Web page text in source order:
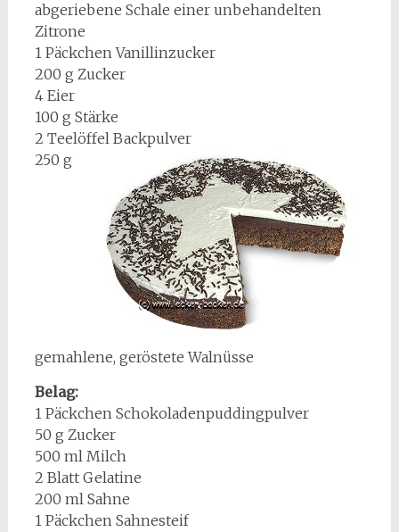
abgeriebene Schale einer unbehandelten
Zitrone
1 Päckchen Vanillinzucker
200 g Zucker
4 Eier
100 g Stärke
2 Teelöffel Backpulver
250 g
gemahlene, geröstete Walnüsse
Belag:
1 Päckchen Schokoladenpuddingpulver
50 g Zucker
500 ml Milch
2 Blatt Gelatine
200 ml Sahne
1 Päckchen Sahnesteif